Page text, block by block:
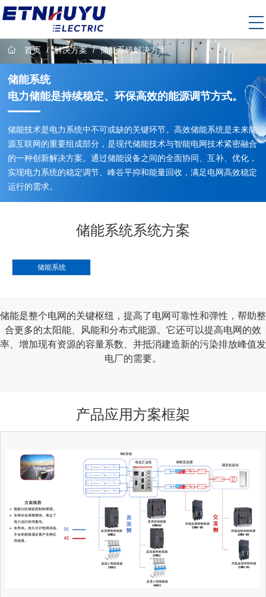
首页 / 解决方案 / 储能系统解决方案
储能系统
电力储能是持续稳定、环保高效的能源调节方式。
储能技术是电力系统中不可或缺的关键环节。高效储能系统是未来能
源互联网的重要组成部分，是现代储能技术与智能电网技术紧密融合
的一种创新解决方案。通过储能设备之间的全面协同、互补、优化，
实现电力系统的稳定调节、峰谷平抑和能量回收，满足电网高效稳定
运行的需求。
储能系统系统方案
储能系统
储能是整个电网的关键枢纽，提高了电网可靠性和弹性，帮助整
合更多的太阳能、风能和分布式能源。它还可以提高电网的效
率、增加现有资源的容量系数、并抵消建造新的污染排放峰值发
电厂的需要。
产品应用方案框架